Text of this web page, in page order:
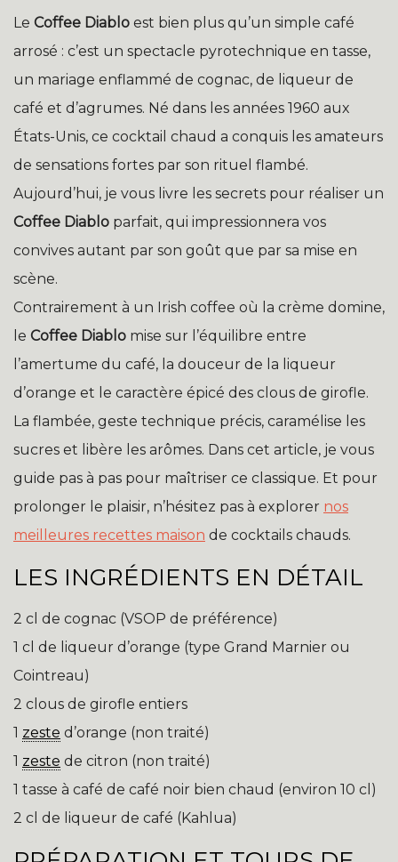
Le Coffee Diablo est bien plus qu’un simple café
arrosé : c’est un spectacle pyrotechnique en tasse,
un mariage enflammé de cognac, de liqueur de
café et d’agrumes. Né dans les années 1960 aux
États-Unis, ce cocktail chaud a conquis les amateurs
de sensations fortes par son rituel flambé.
Aujourd’hui, je vous livre les secrets pour réaliser un
Coffee Diablo parfait, qui impressionnera vos
convives autant par son goût que par sa mise en
scène.
Contrairement à un Irish coffee où la crème domine,
le Coffee Diablo mise sur l’équilibre entre
l’amertume du café, la douceur de la liqueur
d’orange et le caractère épicé des clous de girofle.
La flambée, geste technique précis, caramélise les
sucres et libère les arômes. Dans cet article, je vous
guide pas à pas pour maîtriser ce classique. Et pour
prolonger le plaisir, n’hésitez pas à explorer nos
meilleures recettes maison de cocktails chauds.
LES INGRÉDIENTS EN DÉTAIL
2 cl de cognac (VSOP de préférence)
1 cl de liqueur d’orange (type Grand Marnier ou
Cointreau)
2 clous de girofle entiers
1 zeste d’orange (non traité)
1 zeste de citron (non traité)
1 tasse à café de café noir bien chaud (environ 10 cl)
2 cl de liqueur de café (Kahlua)